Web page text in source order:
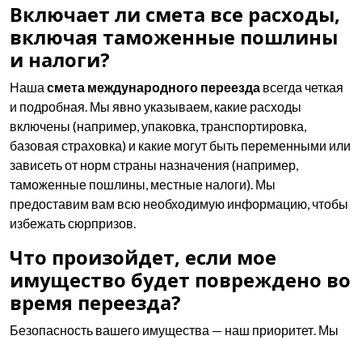
Включает ли смета все расходы,
включая таможенные пошлины
и налоги?
Наша смета международного переезда всегда четкая
и подробная. Мы явно указываем, какие расходы
включены (например, упаковка, транспортировка,
базовая страховка) и какие могут быть переменными или
зависеть от норм страны назначения (например,
таможенные пошлины, местные налоги). Мы
предоставим вам всю необходимую информацию, чтобы
избежать сюрпризов.
Что произойдет, если мое
имущество будет повреждено во
время переезда?
Безопасность вашего имущества — наш приоритет. Мы